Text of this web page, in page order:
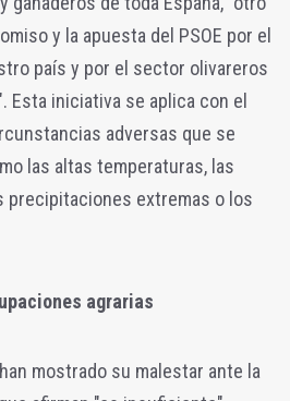
y la apuesta del PSOE por el
país y por el sector olivareros
Esta iniciativa se aplica con el
adversas que se
las altas temperaturas, las
precipitaciones extremas o los
agrarias
han mostrado su malestar ante la